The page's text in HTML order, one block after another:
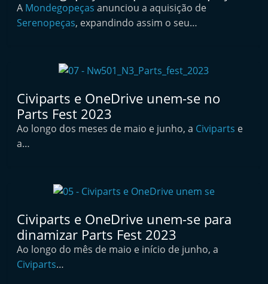
f
t
m
r
k
u
o
m
A Mondegopeças anunciou a aquisição de
Serenopeças, expandindo assim o seu…
Civiparts e OneDrive unem-se no
Parts Fest 2023
Ao longo dos meses de maio e junho, a Civiparts e
a…
Civiparts e OneDrive unem-se para
dinamizar Parts Fest 2023
Ao longo do mês de maio e início de junho, a
Civiparts…